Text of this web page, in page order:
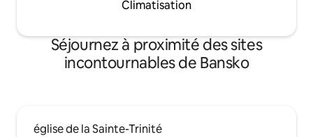
Climatisation
Séjournez à proximité des sites
incontournables de Bansko
église de la Sainte-Trinité